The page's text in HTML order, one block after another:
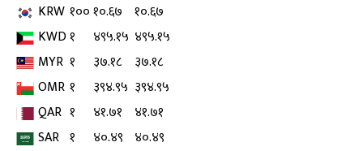
KRW १००१०.६७ १०.६७
KWD१ ४९५.१५ ४९५.१५
MYR १ ३७.१८
३७.१८
OMR १ ३९४.९५ ३९४.९५
QAR १ ४१.७१
४१.७१
SAR १ ४०.४९ ४०.४९